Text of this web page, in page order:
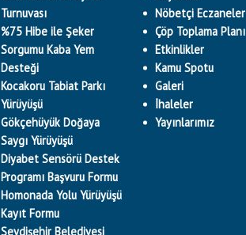
Turnuvası
%75 Hibe ile Şeker
Sorgumu Kaba Yem
Desteği
Kocakoru Tabiat Parkı
Yürüyüşü
Gökçehüyük Doğaya
Saygı Yürüyüşü
Diyabet Sensörü Destek
Programı Başvuru Formu
Homonada Yolu Yürüyüşü
Kayıt Formu
Seydişehir Belediyesi
Nöbetçi Eczaneler
Çöp Toplama Planı
Etkinlikler
Kamu Spotu
Galeri
İhaleler
Yayınlarımız